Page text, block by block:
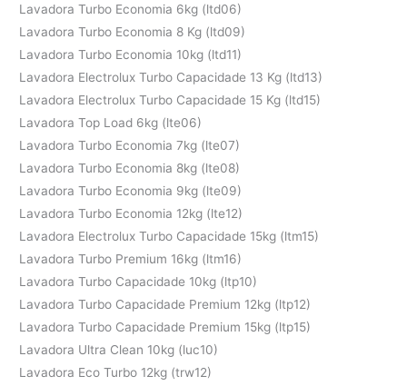
Lavadora Turbo Economia 6kg (ltd06)
Lavadora Turbo Economia 8 Kg (ltd09)
Lavadora Turbo Economia 10kg (ltd11)
Lavadora Electrolux Turbo Capacidade 13 Kg (ltd13)
Lavadora Electrolux Turbo Capacidade 15 Kg (ltd15)
Lavadora Top Load 6kg (lte06)
Lavadora Turbo Economia 7kg (lte07)
Lavadora Turbo Economia 8kg (lte08)
Lavadora Turbo Economia 9kg (lte09)
Lavadora Turbo Economia 12kg (lte12)
Lavadora Electrolux Turbo Capacidade 15kg (ltm15)
Lavadora Turbo Premium 16kg (ltm16)
Lavadora Turbo Capacidade 10kg (ltp10)
Lavadora Turbo Capacidade Premium 12kg (ltp12)
Lavadora Turbo Capacidade Premium 15kg (ltp15)
Lavadora Ultra Clean 10kg (luc10)
Lavadora Eco Turbo 12kg (trw12)